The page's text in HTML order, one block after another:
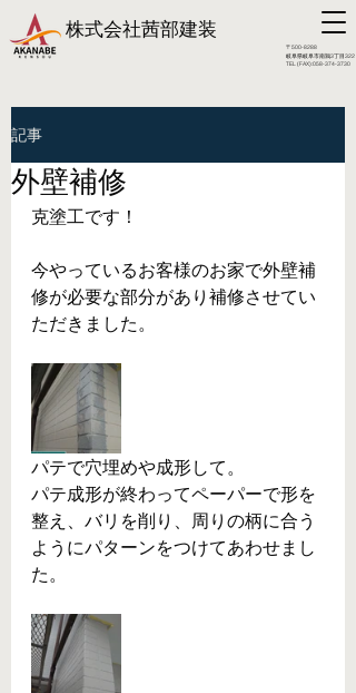
株式会社茜部建装
〒500-8288
​岐阜県岐阜市南鶉3丁目322
TEL (FAX):058-374-3730
記事
外壁補修
克塗工です！
今やっているお客様のお家で外壁補
修が必要な部分があり補修させてい
ただきました。
パテで穴埋めや成形して。
パテ成形が終わってペーパーで形を
整え、バリを削り、周りの柄に合う
ようにパターンをつけてあわせまし
た。